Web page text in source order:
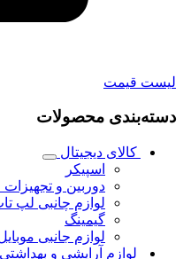
لیست قیمت
دسته‌بندی محصولات
کالای دیجیتال
اسپیکر
دوربین و تجهیزات
لوازم چانبی لپ
گیمینگ
لوازم جانبی
لوازم آرایشی و بهداشتی